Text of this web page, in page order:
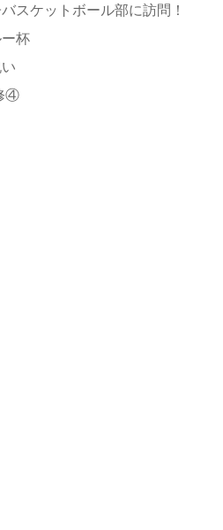
スケットボール部に訪問！
杯
④